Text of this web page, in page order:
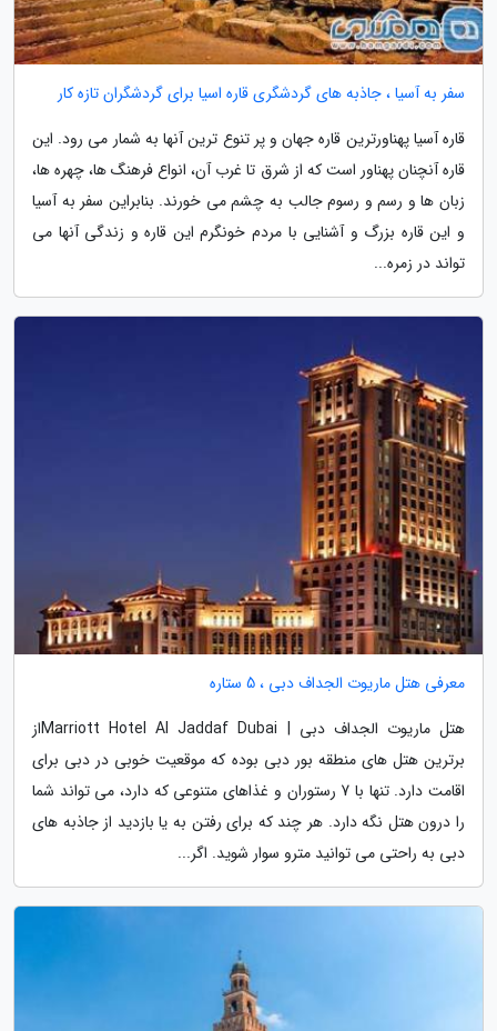
سفر به آسیا ، جاذبه های گردشگری قاره اسیا برای گردشگران تازه کار
قاره آسیا پهناورترین قاره جهان و پر تنوع ترین آنها به شمار می رود. این
قاره آنچنان پهناور است که از شرق تا غرب آن، انواع فرهنگ ها، چهره ها،
زبان ها و رسم و رسوم جالب به چشم می خورند. بنابراین سفر به آسیا
و این قاره بزرگ و آشنایی با مردم خونگرم این قاره و زندگی آنها می
تواند در زمره...
معرفی هتل ماریوت الجداف دبی ، 5 ستاره
هتل ماریوت الجداف دبی | Marriott Hotel Al Jaddaf Dubaiاز
برترین هتل های منطقه بور دبی بوده که موقعیت خوبی در دبی برای
اقامت دارد. تنها با 7 رستوران و غذاهای متنوعی که دارد، می تواند شما
را درون هتل نگه دارد. هر چند که برای رفتن به یا بازدید از جاذبه های
دبی به راحتی می توانید مترو سوار شوید. اگر...